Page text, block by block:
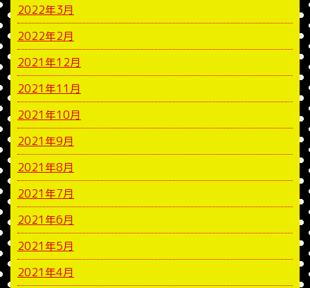
2022年3月
2022年2月
2021年12月
2021年11月
2021年10月
2021年9月
2021年8月
2021年7月
2021年6月
2021年5月
2021年4月